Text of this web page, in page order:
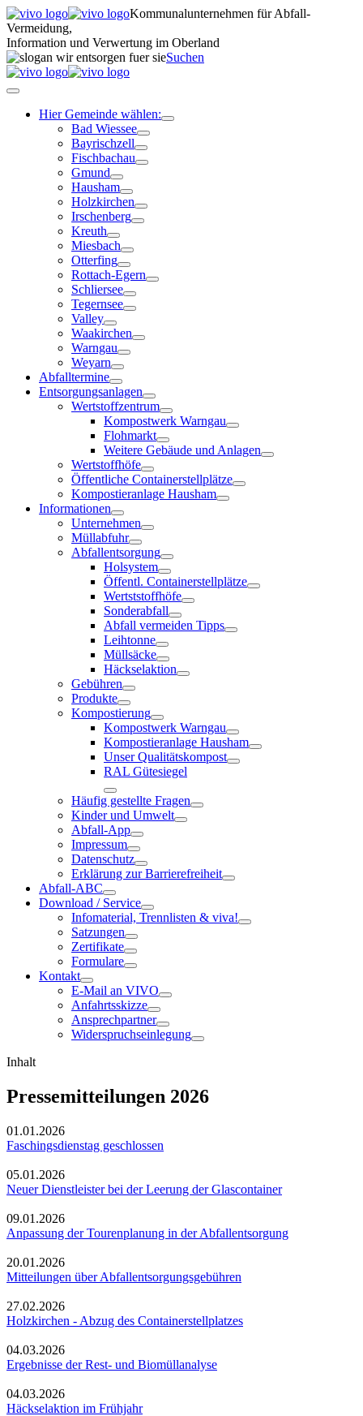
Kommunalunternehmen für Abfall-
Vermeidung,
Information und Verwertung im Oberland
Suchen
Hier Gemeinde wählen:
Bad Wiessee
Bayrischzell
Fischbachau
Gmund
Hausham
Holzkirchen
Irschenberg
Kreuth
Miesbach
Otterfing
Rottach-Egern
Schliersee
Tegernsee
Valley
Waakirchen
Warngau
Weyarn
Abfalltermine
Entsorgungsanlagen
Wertstoffzentrum
Kompostwerk Warngau
Flohmarkt
Weitere Gebäude und Anlagen
Wertstoffhöfe
Öffentliche Containerstellplätze
Kompostieranlage Hausham
Informationen
Unternehmen
Müllabfuhr
Abfallentsorgung
Holsystem
Öffentl. Containerstellplätze
Wertststoffhöfe
Sonderabfall
Abfall vermeiden Tipps
Leihtonne
Müllsäcke
Häckselaktion
Gebühren
Produkte
Kompostierung
Kompostwerk Warngau
Kompostieranlage Hausham
Unser Qualitätskompost
RAL Gütesiegel
Häufig gestellte Fragen
Kinder und Umwelt
Abfall-App
Impressum
Datenschutz
Erklärung zur Barrierefreiheit
Abfall-ABC
Download / Service
Infomaterial, Trennlisten & viva!
Satzungen
Zertifikate
Formulare
Kontakt
E-Mail an VIVO
Anfahrtsskizze
Ansprechpartner
Widerspruchseinlegung
Inhalt
Pressemitteilungen 2026
01.01.2026
Faschingsdienstag geschlossen
05.01.2026
Neuer Dienstleister bei der Leerung der Glascontainer
09.01.2026
Anpassung der Tourenplanung in der Abfallentsorgung
20.01.2026
Mitteilungen über Abfallentsorgungsgebühren
27.02.2026
Holzkirchen - Abzug des Containerstellplatzes
04.03.2026
Ergebnisse der Rest- und Biomüllanalyse
04.03.2026
Häckselaktion im Frühjahr